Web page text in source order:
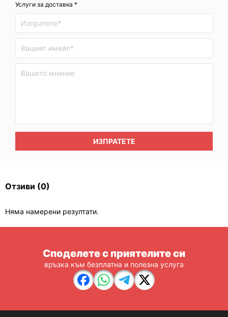
Услуги за доставка *
ИЗПРАТЕТЕ
Отзиви (0)
Няма намерени резултати.
Споделете с приятелите си
връзка към безплатна и полезна услуга